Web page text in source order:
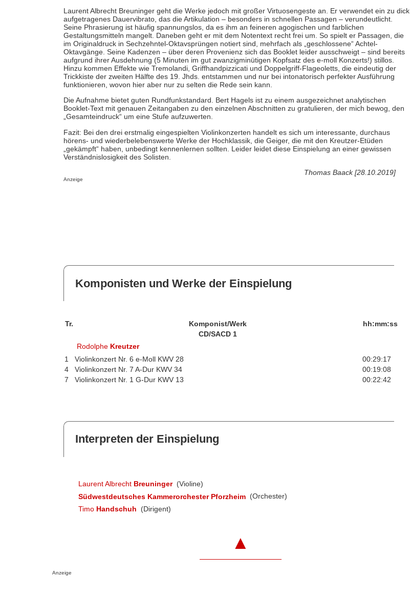
Laurent Albrecht Breuninger geht die Werke jedoch mit großer Virtuosengeste an. Er verwendet ein zu dick
aufgetragenes Dauervibrato, das die Artikulation – besonders in schnellen Passagen – verundeutlicht.
Seine Phrasierung ist häufig spannungslos, da es ihm an feineren agogischen und farblichen
Gestaltungsmitteln mangelt. Daneben geht er mit dem Notentext recht frei um. So spielt er Passagen, die
im Originaldruck in Sechzehntel-Oktavsprüngen notiert sind, mehrfach als „geschlossene“ Achtel-
Oktavgänge. Seine Kadenzen – über deren Provenienz sich das Booklet leider ausschweigt – sind bereits
aufgrund ihrer Ausdehnung (5 Minuten im gut zwanzigminütigen Kopfsatz des e-moll Konzerts!) stillos.
Hinzu kommen Effekte wie Tremolandi, Griffhandpizzicati und Doppelgriff-Flageoletts, die eindeutig der
Trickkiste der zweiten Hälfte des 19. Jhds. entstammen und nur bei intonatorisch perfekter Ausführung
funktionieren, wovon hier aber nur zu selten die Rede sein kann.
Die Aufnahme bietet guten Rundfunkstandard. Bert Hagels ist zu einem ausgezeichnet analytischen
Booklet-Text mit genauen Zeitangaben zu den einzelnen Abschnitten zu gratulieren, der mich bewog, den
„Gesamteindruck“ um eine Stufe aufzuwerten.
Fazit: Bei den drei erstmalig eingespielten Violinkonzerten handelt es sich um interessante, durchaus
hörens- und wiederbelebenswerte Werke der Hochklassik, die Geiger, die mit den Kreutzer-Etüden
„gekämpft“ haben, unbedingt kennenlernen sollten. Leider leidet diese Einspielung an einer gewissen
Verständnislosigkeit des Solisten.
Thomas Baack [28.10.2019]
Anzeige
Komponisten und Werke der Einspielung
Tr. Komponist/Werk
hh:mm:ss
CD/SACD 1
Rodolphe Kreutzer
1
Violinkonzert Nr. 6 e-Moll KWV 28
00:29:17
4
Violinkonzert Nr. 7 A-Dur KWV 34
00:19:08
7
Violinkonzert Nr. 1 G-Dur KWV 13 00:22:42
Interpreten der Einspielung
Laurent Albrecht Breuninger (Violine)
Südwestdeutsches Kammerorchester Pforzheim (Orchester)
Timo Handschuh (Dirigent)
▲
Anzeige